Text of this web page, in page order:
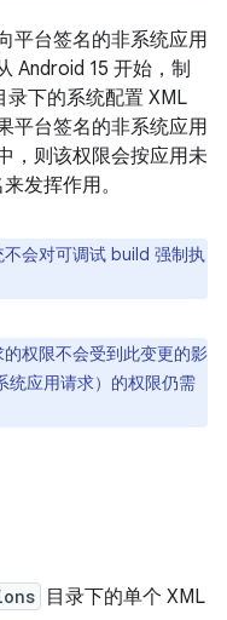
平台签名的非系统应用
Android 15 开始，制
录下的系统配置 XML
平台签名的非系统应用
，则该权限会按应用未
发挥作用。
会对可调试 build 强制执
权限不会受到此变更的影
统应用请求）的权限仍需
目录下的单个 XML